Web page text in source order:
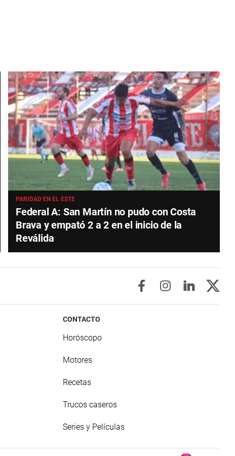
PARIDAD EN EL ESTE
Federal A: San Martín no pudo con Costa
Brava y empató 2 a 2 en el inicio de la
Reválida
CONTACTO
Horóscopo
Motores
Recetas
Trucos caseros
Series y Películas